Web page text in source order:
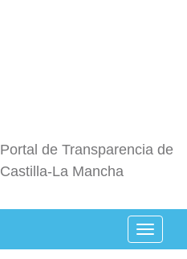
Portal de Transparencia de
Castilla-La Mancha
Toggle